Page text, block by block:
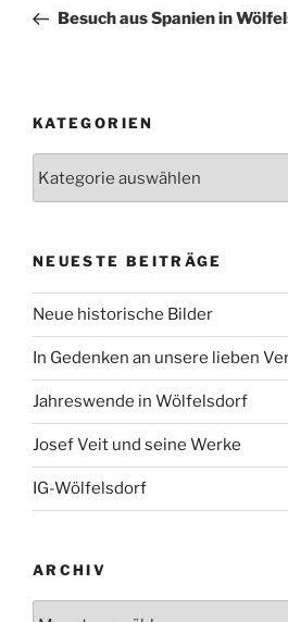
Beitrag
Besuch aus Spanien in
KATEGORIEN
NEUESTE BEITRÄGE
Neue historische Bilder
In Gedenken an unsere lieben
Jahreswende in Wölfelsdorf
Josef Veit und seine Werke
IG-Wölfelsdorf
ARCHIV